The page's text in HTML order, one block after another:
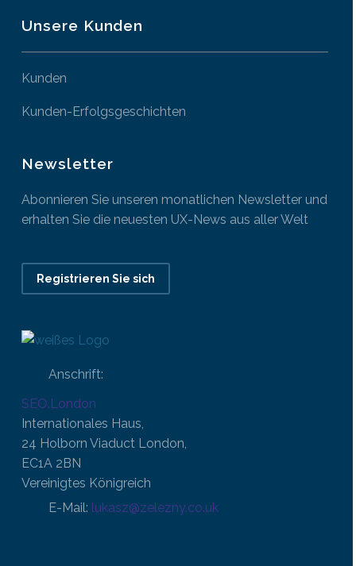
Unsere Kunden
Kunden
Kunden-Erfolgsgeschichten
Newsletter
Abonnieren Sie unseren monatlichen Newsletter und
erhalten Sie die neuesten UX-News aus aller Welt
Registrieren Sie sich
Anschrift:
SEO.London
Internationales Haus,
24 Holborn Viaduct London,
EC1A 2BN
Vereinigtes Königreich
E-Mail: lukasz@zelezny.co.uk